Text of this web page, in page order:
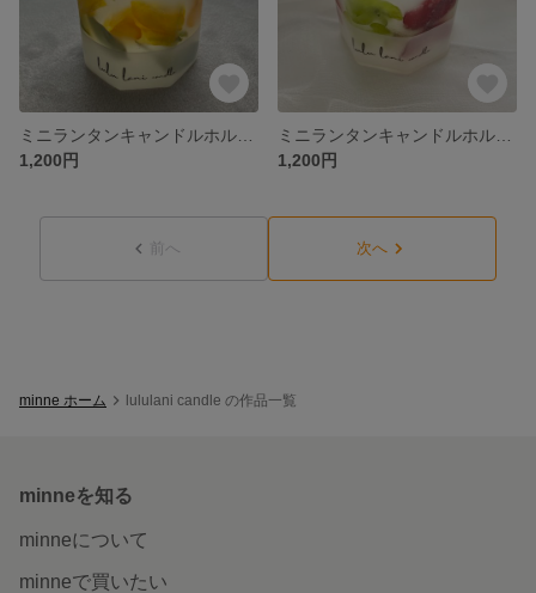
1,200円
1,200円
前へ 次へ
minne ホーム lululani candle の作品一覧
minneを知る
minneについて
minneで買いたい